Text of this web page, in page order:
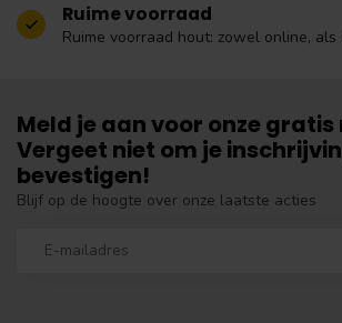
Ruime voorraad
Ruime voorraad hout: zowel online,
Meld je aan voor onze gratis
Vergeet niet om je
bevestigen!
Blijf op de hoogte over onze laatste acties